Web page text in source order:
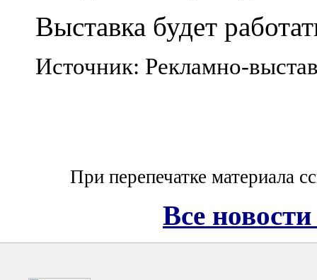
Выставка будет
Источник: Рекламно-
При перепечатке материала
Все